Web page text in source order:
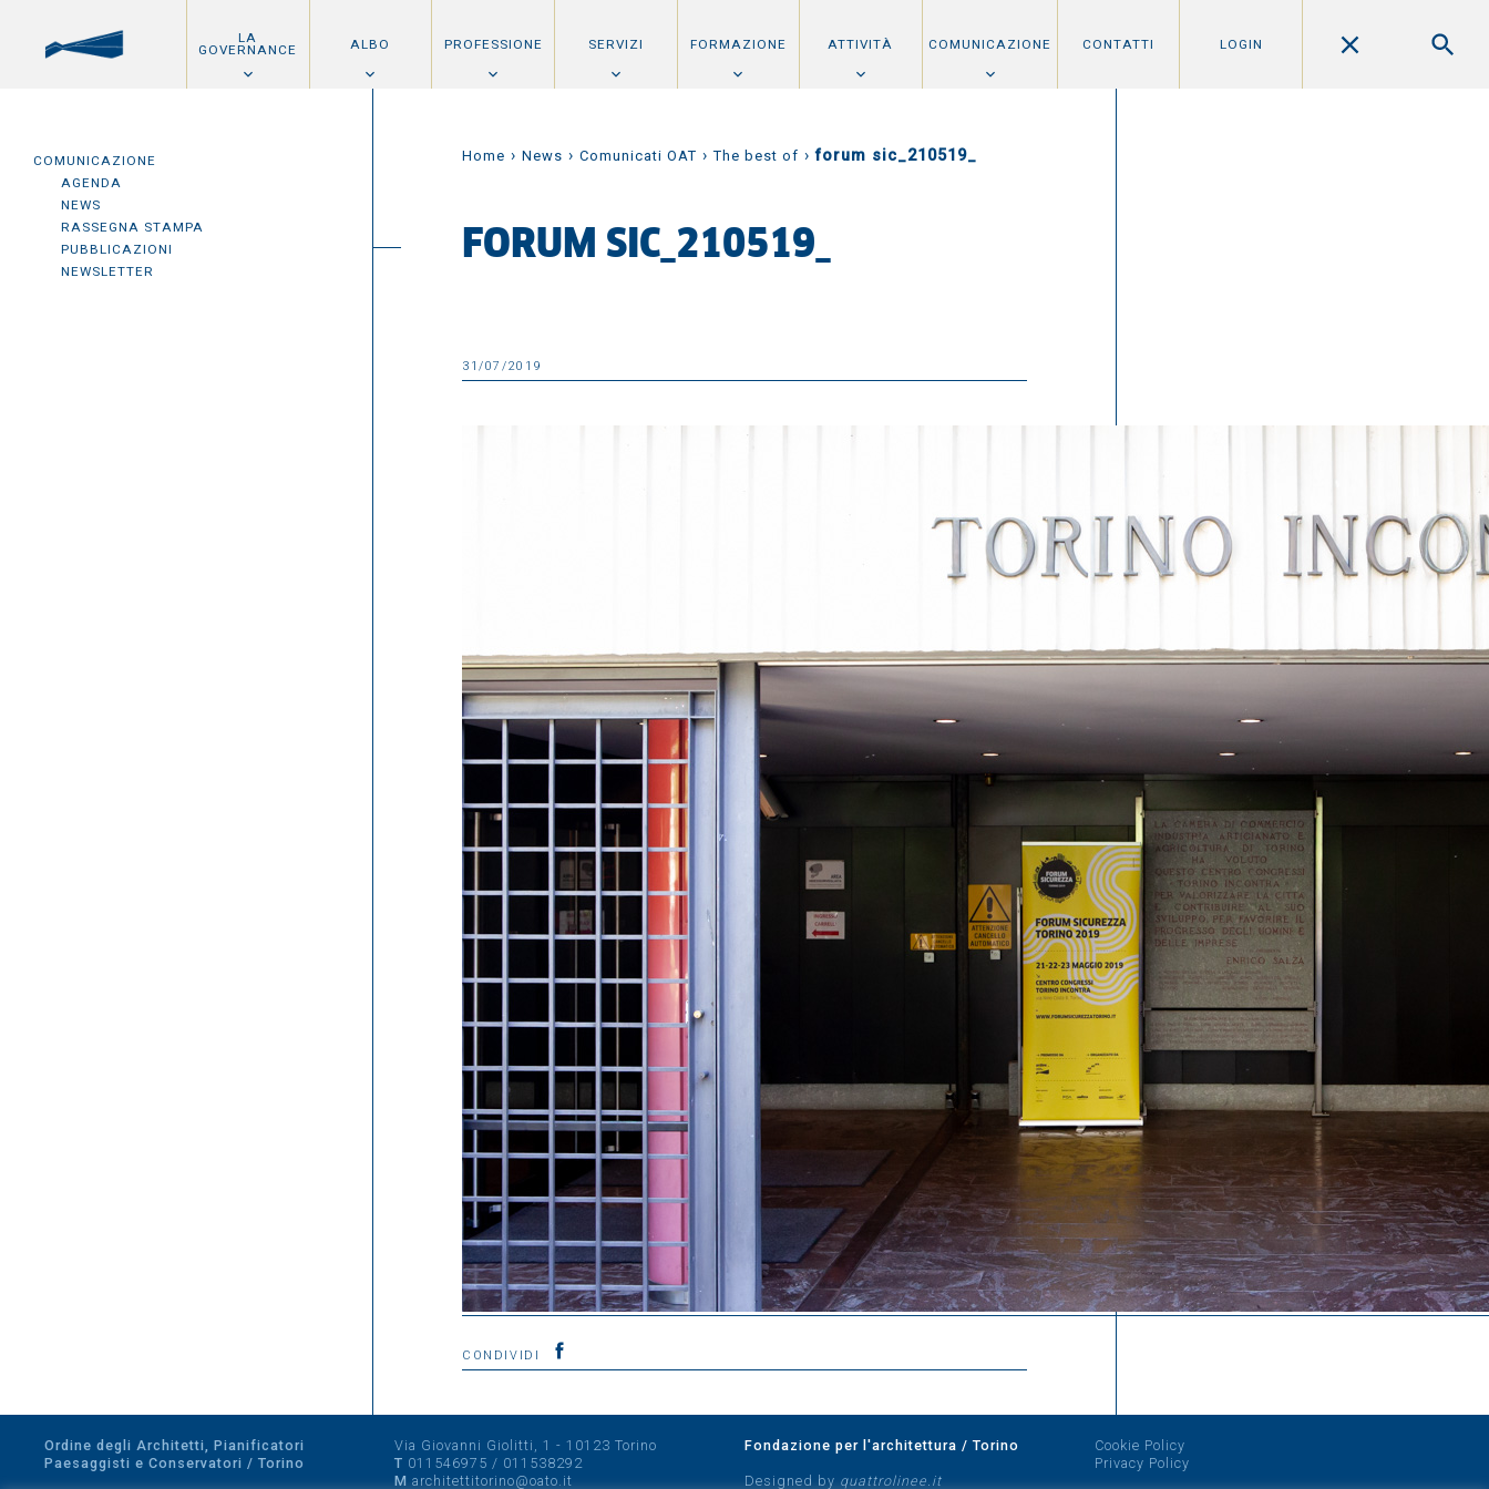
LA
GOVERNANCE ALBO PROFESSIONE SERVIZI FORMAZIONE ATTIVITÀ COMUNICAZIONE CONTATTI LOGIN
COMUNICAZIONE
AGENDA
NEWS
RASSEGNA STAMPA
PUBBLICAZIONI
NEWSLETTER
Home › News › Comunicati OAT ›The best of ›forum sic_210519_
FORUM SIC_210519_
31/07/2019
CONDIVIDI
Ordine degli Architetti, Pianificatori
Paesaggisti e Conservatori / Torino
Via Giovanni Giolitti, 1 - 10123 Torino
T 011546975 / 011538292
M architettitorino@oato.it
Fondazione per l'architettura / Torino
Designed by quattrolinee.it
Cookie Policy
Privacy Policy